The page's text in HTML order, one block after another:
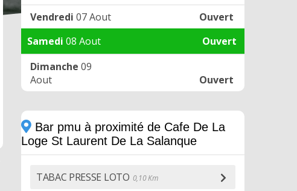
Vendredi 07 Aout
Ouvert
Samedi 08 Aout
Ouvert
Dimanche 09
Aout
Ouvert
Bar pmu à proximité de Cafe De La
Loge St Laurent De La Salanque
TABAC PRESSE LOTO 0,10 Km